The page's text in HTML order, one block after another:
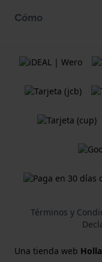
Cómo
Términos y
Una tienda web